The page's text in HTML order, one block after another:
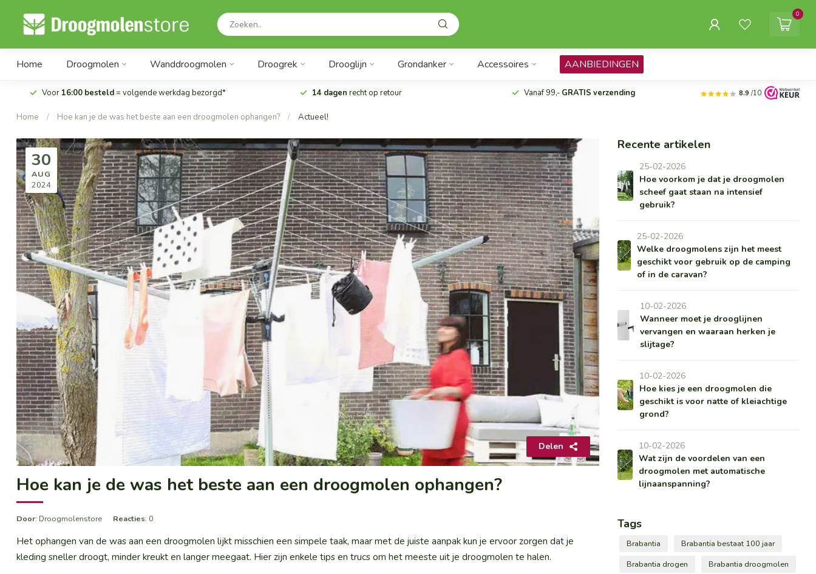
0
Home Droogmolen Wanddroogmolen Droogrek Drooglijn Grondanker Accessoires AANBIEDINGEN
Voor 16:00 besteld= volgende werkdag bezorgd* 14 dagen recht op retour Vanaf 99,- GRATIS verzending 8.9 /10
Home / Hoe kan je de was het beste aan een droogmolen ophangen? / Actueel!
30
AUG
2024
Delen
Hoe kan je de was het beste aan een droogmolen ophangen?
Door: Droogmolenstore Reacties: 0
Het ophangen van de was aan een droogmolen lijkt misschien een simpele taak, maar met de juiste aanpak kun je ervoor zorgen dat je
kleding sneller droogt, minder kreukt en langer meegaat. Hier zijn enkele tips en trucs om het meeste uit je droogmolen te halen.
Recente artikelen
25-02-2026
Hoe voorkom je dat je droogmolen
scheef gaat staan na intensief
gebruik?
25-02-2026
Welke droogmolens zijn het meest
geschikt voor gebruik op de camping
of in de caravan?
10-02-2026
Wanneer moet je drooglijnen
vervangen en waaraan herken je
slijtage?
10-02-2026
Hoe kies je een droogmolen die
geschikt is voor natte of kleiachtige
grond?
10-02-2026
Wat zijn de voordelen van een
droogmolen met automatische
lijnaanspanning?
Tags
Brabantia
Brabantia bestaat 100 jaar
Brabantia drogen
Brabantia droogmolen